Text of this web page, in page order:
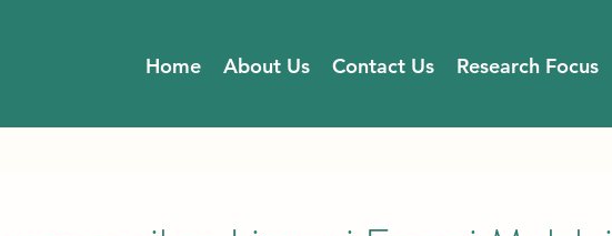
Home About Us Contact Us Research Focus